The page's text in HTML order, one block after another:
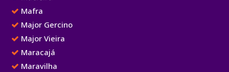
Mafra
Major Gercino
Major Vieira
Maracajá
Maravilha